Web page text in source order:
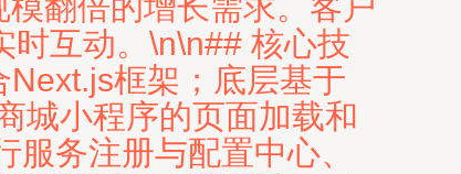
时互动。\n\n## 核心技
框架；底层基于
城小程序的页面加载和
务注册与配置中心、